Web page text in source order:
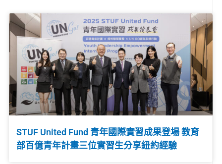
STUF United Fund 青年國際實習成果登場 教育
部百億青年計畫三位實習生分享紐約經驗